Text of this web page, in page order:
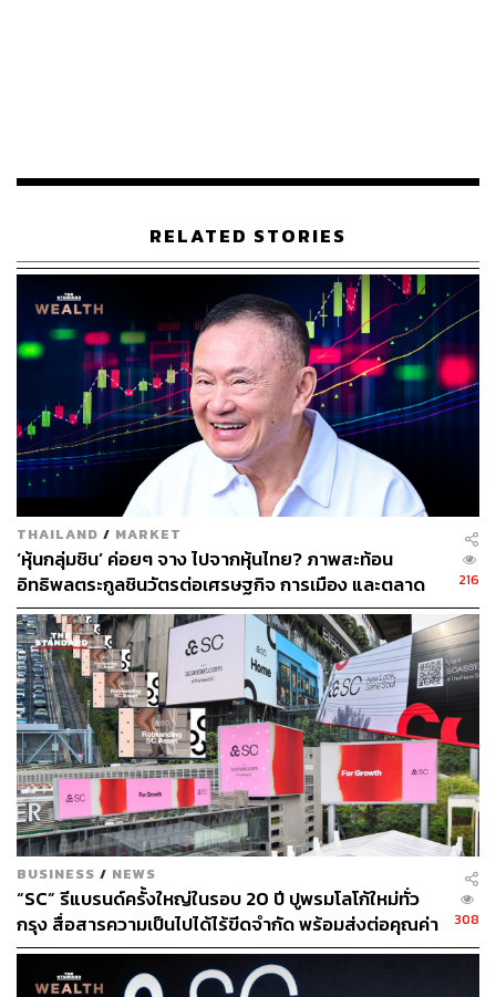
มากยิ่งขึ้น
Sustainability, Co-Create, Reinvent คือคีย์เวิร์ดสำหรับ
ชฎา กุลดิลกหัวหน้าสายงานสื่อสารองค์กร บริษัท เอสซี แอส
เสท คอร์ปอเรชั่น จำกัด (มหาชน) ในฐานะพาร์ตเนอร์สำคัญ
ของงานทอล์กนี้ให้เหตุผลว่า
“ที่ผ่านมาในฐานะผู้พัฒนาโครงการอสังหาริมทรัพย์ เรา
พยายามจะสร้างโครงการที่อยู่อาศัยที่ดีที่สุดให้กับลูกค้าอยู่
แล้ว แต่พอยุคสมัยเปลี่ยน สังคมเชื่อมโยงกันหมด เราไม่รู้
หรอกว่าสิ่งที่เราสร้างออกไปเป็นสิ่งที่ผู้คนอยากได้ขนาดนั้น
จริงหรือเปล่า ซึ่งในเมื่อผู้คนในสังคมเชื่อมโยงกันง่ายขึ้น จะดี
กว่าไหมถ้าเราจะร่วมกัน Co-create โดยเริ่มต้นจากผู้มีส่วน
ได้ส่วนเสีย ชักชวนผู้คนที่หลากหลายทั้งผู้สูงอายุและคนรุ่น
ใหม่ให้มาร่วมกันสร้าง ร่วมกันเปลี่ยนแปลงในบริบทที่อยู่
อาศัยที่ยั่งยืนในอนาคต”
RELATED STORIES
THAILAND / MARKET
‘หุ้นกลุ่มชิน’ ค่อยๆ จาง ไปจากหุ้นไทย? ภาพสะท้อน
อิทธิพลตระกูลชินวัตรต่อเศรษฐกิจ การเมือง และตลาด
หุ้นไทยที่กำลังเปลี่ยนไป
216
BUSINESS / NEWS
“SC” รีแบรนด์ครั้งใหญ่ในรอบ 20 ปี ปูพรมโลโก้ใหม่ทั่ว
กรุง สื่อสารความเป็นไปได้ไร้ขีดจำกัด พร้อมส่งต่อคุณค่า
สู่สังคม
308